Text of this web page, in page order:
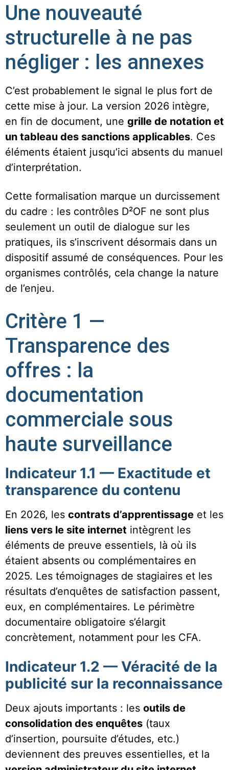
Une nouveauté
structurelle à ne pas
négliger : les annexes
C’est probablement le signal le plus fort de
cette mise à jour. La version 2026 intègre,
en fin de document, une grille de notation et
un tableau des sanctions applicables. Ces
éléments étaient jusqu’ici absents du manuel
d’interprétation.
Cette formalisation marque un durcissement
du cadre : les contrôles D²OF ne sont plus
seulement un outil de dialogue sur les
pratiques, ils s’inscrivent désormais dans un
dispositif assumé de conséquences. Pour les
organismes contrôlés, cela change la nature
de l’enjeu.
Critère 1 —
Transparence des
offres : la
documentation
commerciale sous
haute surveillance
Indicateur 1.1 — Exactitude et
transparence du contenu
En 2026, les contrats d’apprentissage et les
liens vers le site internet intègrent les
éléments de preuve essentiels, là où ils
étaient absents ou complémentaires en
2025. Les témoignages de stagiaires et les
résultats d’enquêtes de satisfaction passent,
eux, en complémentaires. Le périmètre
documentaire obligatoire s’élargit
concrètement, notamment pour les CFA.
Indicateur 1.2 — Véracité de la
publicité sur la reconnaissance
Deux ajouts importants : les outils de
consolidation des enquêtes (taux
d’insertion, poursuite d’études, etc.)
deviennent des preuves essentielles, et la